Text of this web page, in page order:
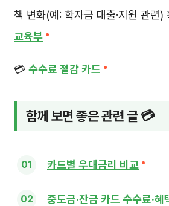
책 변화(예: 학자금 대출·지원 관련)
교육부
💳 수수료 절감 카드
함께 보면 좋은 관련 글 💳
카드별 우대금리 비교
중도금·잔금 카드 수수료·혜